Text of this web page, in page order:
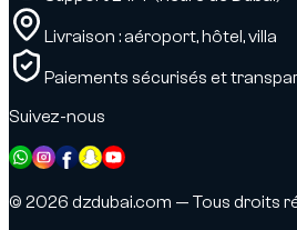
Livraison : aéroport, hôtel, villa
Paiements sécurisés et
Suivez-nous
© 2026 dzdubai.com — Tous droits